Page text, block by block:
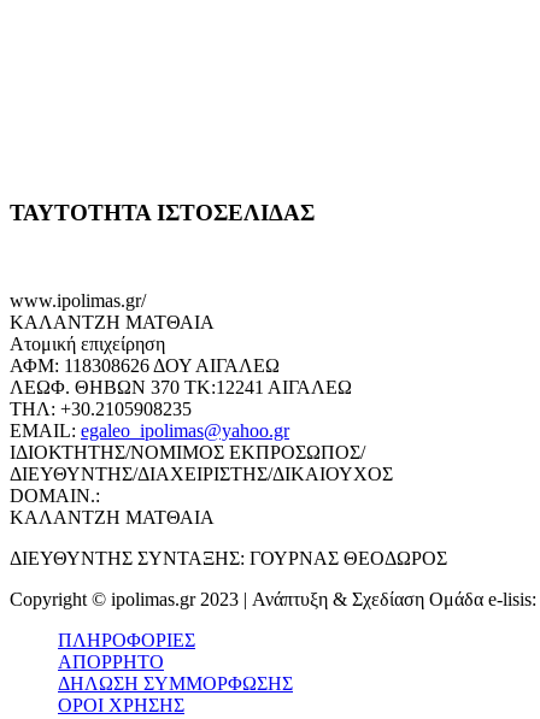
ΤΑΥΤΟΤΗΤΑ ΙΣΤΟΣΕΛΙΔΑΣ
www.ipolimas.gr/
ΚΑΛΑΝΤΖΗ ΜΑΤΘΑΙΑ
Ατομική επιχείρηση
ΑΦΜ: 118308626 ΔΟΥ ΑΙΓΑΛΕΩ
ΛΕΩΦ. ΘΗΒΩΝ 370 ΤΚ:12241 ΑΙΓΑΛΕΩ
ΤΗΛ: +30.2105908235
EMAIL: egaleo_ipolimas@yahoo.gr
ΙΔΙΟΚΤΗΤΗΣ/ΝΟΜΙΜΟΣ ΕΚΠΡΟΣΩΠΟΣ/
ΔΙΕΥΘΥΝΤΗΣ/ΔΙΑΧΕΙΡΙΣΤΗΣ/ΔΙΚΑΙΟΥΧΟΣ
DOMAIN.:
ΚΑΛΑΝΤΖΗ ΜΑΤΘΑΙΑ
ΔΙΕΥΘΥΝΤΗΣ ΣΥΝΤΑΞΗΣ: ΓΟΥΡΝΑΣ ΘΕΟΔΩΡΟΣ
Copyright © ipolimas.gr 2023 | Ανάπτυξη & Σχεδίαση Ομάδα e-lisis:
ΠΛΗΡΟΦΟΡΙΕΣ
ΑΠΟΡΡΗΤΟ
ΔΗΛΩΣΗ ΣΥΜΜΟΡΦΩΣΗΣ
ΟΡΟΙ ΧΡΗΣΗΣ